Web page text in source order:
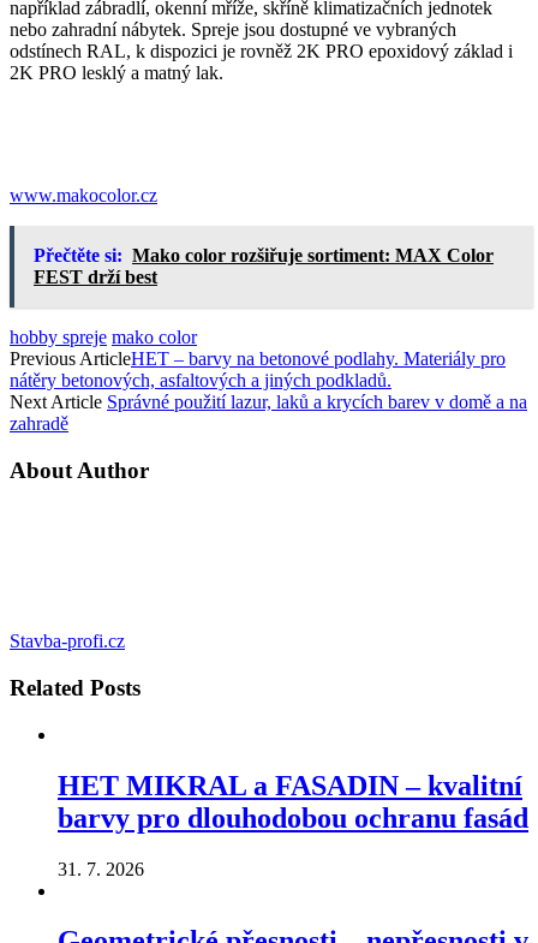
například zábradlí, okenní mříže, skříně klimatizačních jednotek
nebo zahradní nábytek. Spreje jsou dostupné ve vybraných
odstínech RAL, k dispozici je rovněž 2K PRO epoxidový základ i
2K PRO lesklý a matný lak.
www.makocolor.cz
Přečtěte si: Mako color rozšiřuje sortiment: MAX Color
FEST drží best
hobby spreje mako color
Previous ArticleHET – barvy na betonové podlahy. Materiály pro
nátěry betonových, asfaltových a jiných podkladů.
Next Article Správné použití lazur, laků a krycích barev v domě a na
zahradě
About Author
Stavba-profi.cz
Related Posts
HET MIKRAL a FASADIN – kvalitní
barvy pro dlouhodobou ochranu fasád
31. 7. 2026